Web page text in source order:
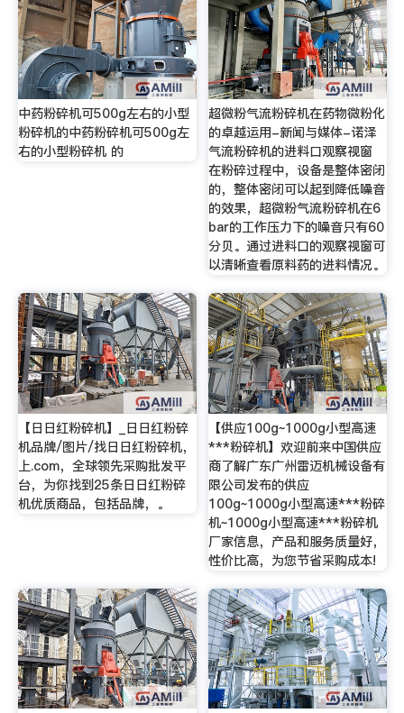
中药粉碎机可500g左右的小型
粉碎机的中药粉碎机可500g左
右的小型粉碎机 的
超微粉气流粉碎机在药物微粉化
的卓越运用-新闻与媒体-诺泽
气流粉碎机的进料口观察视窗
在粉碎过程中，设备是整体密闭
的，整体密闭可以起到降低噪音
的效果，超微粉气流粉碎机在6
bar的工作压力下的噪音只有60
分贝。通过进料口的观察视窗可
以清晰查看原料药的进料情况。
【日日红粉碎机】_日日红粉碎
机品牌/图片/找日日红粉碎机，
上.com，全球领先采购批发平
台，为你找到25条日日红粉碎
机优质商品，包括品牌，。
【供应100g~1000g小型高速
***粉碎机】欢迎前来中国供应
商了解广东广州雷迈机械设备有
限公司发布的供应
100g~1000g小型高速***粉碎
机~1000g小型高速***粉碎机
厂家信息，产品和服务质量好，
性价比高，为您节省采购成本!